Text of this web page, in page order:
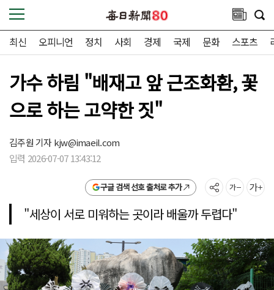
최신 오피니언 정치 사회 경제 국제 문화 스포츠
가수 하림 "배재고 앞 근조화환, 꽃
으로 하는 고약한 짓"
김주원 기자kjw@imaeil.com
입력 2026-07-07 13:43:12
구글 검색 선호 출처로 추가
"세상이 서로 미워하는 곳이라 배울까 두렵다"